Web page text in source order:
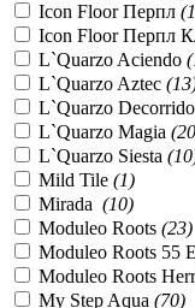
Icon Floor Перпл (
Icon Floor Перпл
L`Quarzo Aciendo (
L`Quarzo Aztec (13
L`Quarzo Decorrido
L`Quarzo Magia (20
L`Quarzo Siesta (10
Mild Tile (1)
Mirada (10)
Moduleo Roots (23)
Moduleo Roots 55
Moduleo Roots
My Step Aqua (70)